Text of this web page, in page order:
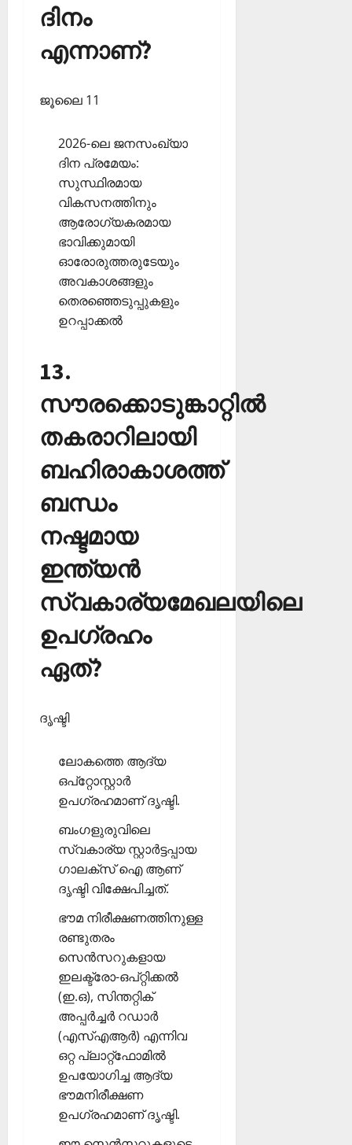
ദിനം
എന്നാണ്?
ജൂലൈ 11
2026-ലെ ജനസംഖ്യാ
ദിന പ്രമേയം:
സുസ്ഥിരമായ
വികസനത്തിനും
ആരോഗ്യകരമായ
ഭാവിക്കുമായി
ഓരോരുത്തരുടേയും
അവകാശങ്ങളും
തെരഞ്ഞെടുപ്പുകളും
ഉറപ്പാക്കല്‍
13.
സൗരക്കൊടുങ്കാറ്റില്‍
തകരാറിലായി
ബഹിരാകാശത്ത്
ബന്ധം
നഷ്ടമായ
ഇന്ത്യന്‍
സ്വകാര്യമേഖലയിലെ
ഉപഗ്രഹം
ഏത്?
ദൃഷ്ടി
ലോകത്തെ ആദ്യ
ഒപ്‌റ്റോസ്റ്റാര്‍
ഉപഗ്രഹമാണ് ദൃഷ്ടി.
ബംഗളുരുവിലെ
സ്വകാര്യ സ്റ്റാര്‍ട്ടപ്പായ
ഗാലക്‌സ് ഐ ആണ്
ദൃഷ്ടി വിക്ഷേപിച്ചത്.
ഭൗമ നിരീക്ഷണത്തിനുള്ള
രണ്ടുതരം
സെന്‍സറുകളായ
ഇലക്ട്രോ-ഒപ്റ്റിക്കല്‍
(ഇ.ഒ), സിന്തറ്റിക്
അപ്പര്‍ച്ചര്‍ റഡാര്‍
(എസ്എആര്‍) എന്നിവ
ഒറ്റ പ്ലാറ്റ്‌ഫോമില്‍
ഉപയോഗിച്ച ആദ്യ
ഭൗമനിരീക്ഷണ
ഉപഗ്രഹമാണ് ദൃഷ്ടി.